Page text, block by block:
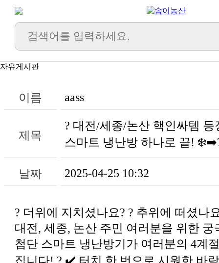
자유게시판
이름 aass
제목
스마트 냉난방 하나로 끝!
날짜 2025-04-25 10:32